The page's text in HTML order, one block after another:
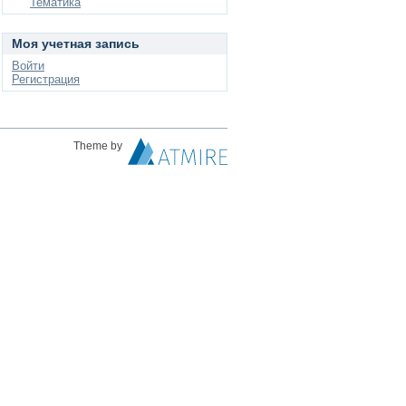
Моя учетная запись
Войти
Регистрация
Theme by